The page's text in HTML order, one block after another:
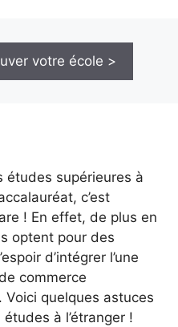
On vous aide à trouver votre école >
études supérieures à
c’est
! En effet, de plus en
optent pour des
d’intégrer l’une
commerce
quelques astuces
à l’étranger !